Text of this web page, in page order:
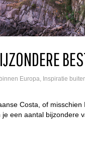
Europa, Inspiratie
Costa, of
een aantal bijzondere